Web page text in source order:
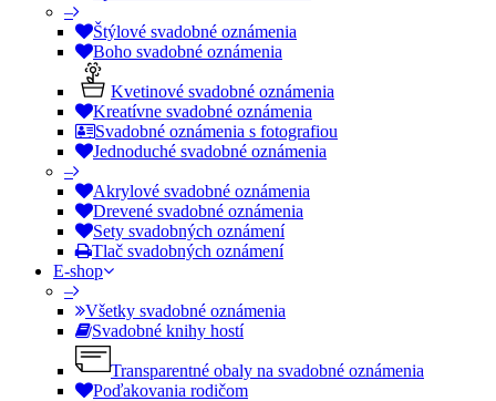
–
Štýlové svadobné oznámenia
Boho svadobné oznámenia
Kvetinové svadobné oznámenia
Kreatívne svadobné oznámenia
Svadobné oznámenia s fotografiou
Jednoduché svadobné oznámenia
–
Akrylové svadobné oznámenia
Drevené svadobné oznámenia
Sety svadobných oznámení
Tlač svadobných oznámení
E-shop
–
Všetky svadobné oznámenia
Svadobné knihy hostí
Transparentné obaly na svadobné oznámenia
Poďakovania rodičom